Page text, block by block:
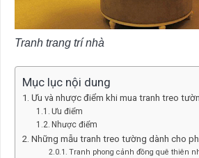
Tranh trang trí nhà
Mục lục nội dung
Ưu và nhược điểm khi mua tranh treo
Ưu điểm
Nhược điểm
Những mẫu tranh treo tường dành cho
Tranh phong cảnh đồng quê thiên